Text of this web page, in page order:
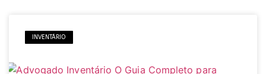
INVENTÁRIO